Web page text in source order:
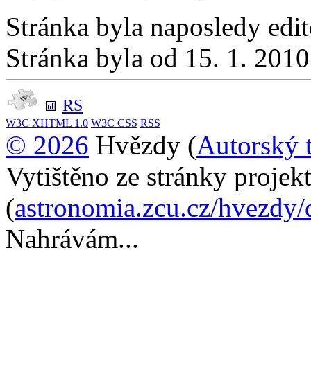
Stránka byla naposledy
Stránka byla od 15. 1.
RS
W3C XHTML 1.0 W3C CSS RSS
© 2026 Hvězdy (Autorský
Vytištěno ze stránky
(astronomia.zcu.cz/
Nahrávám...